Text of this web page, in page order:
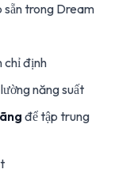
sẵn trong Dream
chỉ định
năng suất
để tập trung